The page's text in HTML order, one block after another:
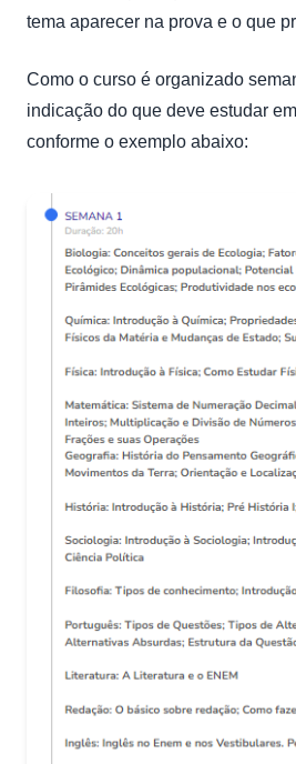
tema aparecer na prova e o que
Como o curso é organizado
indicação do que deve estudar
conforme o exemplo abaixo: